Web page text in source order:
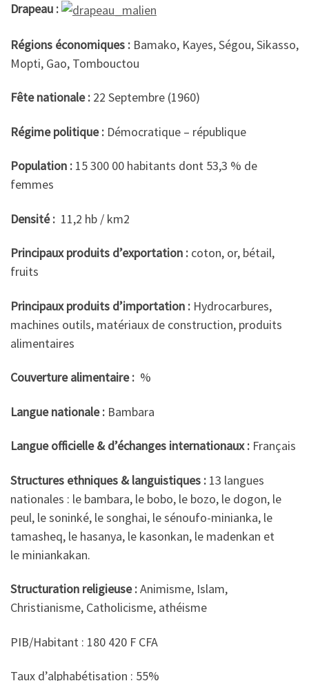
Drapeau :
Régions économiques : Bamako, Kayes, Ségou, Sikasso,
Mopti, Gao, Tombouctou
Fête nationale : 22 Septembre (1960)
Régime politique : Démocratique – république
Population : 15 300 00 habitants dont 53,3 % de
femmes
Densité : 11,2 hb / km2
Principaux produits d’exportation : coton, or, bétail,
fruits
Principaux produits d’importation : Hydrocarbures,
machines outils, matériaux de construction, produits
alimentaires
Couverture alimentaire : %
Langue nationale : Bambara
Langue officielle & d’échanges internationaux : Français
Structures ethniques & languistiques : 13 langues
nationales : le bambara, le bobo, le bozo, le dogon, le
peul, le soninké, le songhai, le sénoufo-minianka, le
tamasheq, le hasanya, le kasonkan, le madenkan et
le miniankakan.
Structuration religieuse :Animisme, Islam,
Christianisme, Catholicisme, athéisme
PIB/Habitant : 180 420 F CFA
Taux d’alphabétisation : 55%